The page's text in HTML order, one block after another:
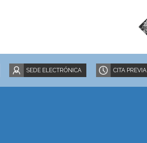
SEDE ELECTRÓNICA CITA PREVIA